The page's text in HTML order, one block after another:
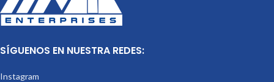
SÍGUENOS EN NUESTRA REDES:
Instagram